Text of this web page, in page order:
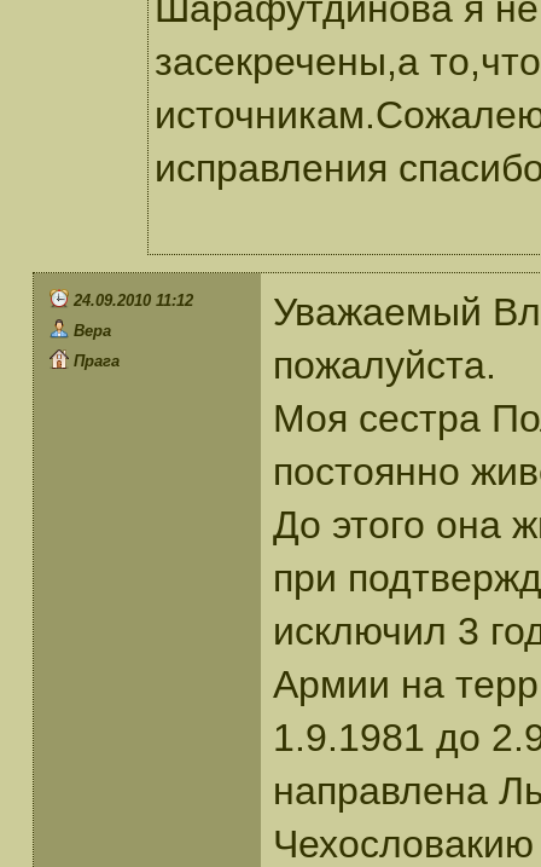
засекречены,а
исправления
24.09.2010 11:12
Вера
Прага
Уважаемый
пожалуйста.
Моя сестра
постоянно
До этого она
при
исключил 3
Армии на
1.9.1981 до
направлена